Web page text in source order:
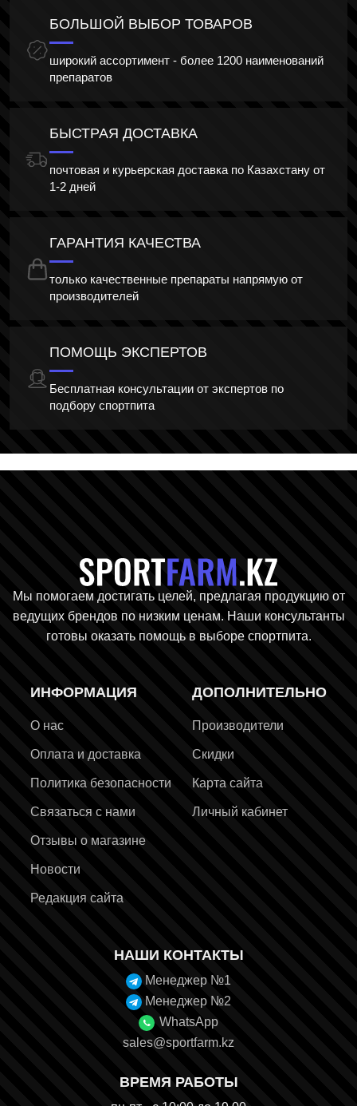
БОЛЬШОЙ ВЫБОР ТОВАРОВ
широкий ассортимент - более 1200 наименований
препаратов
БЫСТРАЯ ДОСТАВКА
почтовая и курьерская доставка по Казахстану от
1-2 дней
ГАРАНТИЯ КАЧЕСТВА
только качественные препараты напрямую от
производителей
ПОМОЩЬ ЭКСПЕРТОВ
Бесплатная консультации от экспертов по
подбору спортпита
Мы помогаем достигать целей, предлагая продукцию от
ведущих брендов по низким ценам. Наши консультанты
готовы оказать помощь в выборе спортпита.
ИНФОРМАЦИЯ
О нас
Оплата и доставка
Политика безопасности
Связаться с нами
Отзывы о магазине
Новости
Редакция сайта
ДОПОЛНИТЕЛЬНО
Производители
Скидки
Карта сайта
Личный кабинет
НАШИ КОНТАКТЫ
Менеджер №1
Менеджер №2
WhatsApp
sales@sportfarm.kz
ВРЕМЯ РАБОТЫ